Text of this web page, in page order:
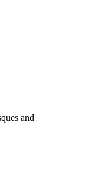
and